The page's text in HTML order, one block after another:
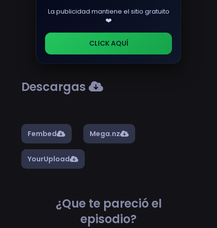
La publicidad mantiene el sitio gratuito
❤️
CLICK AQUÍ
Descargas
Fembed Mega.nz
YourUpload
¿Que te pareció el
episodio?